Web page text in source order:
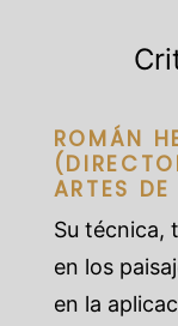
ROMÁN
ARTES
Su técnica,
en los
en la